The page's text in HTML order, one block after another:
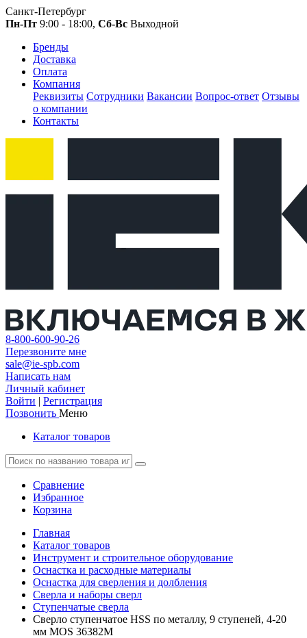
Санкт-Петербург
Пн-Пт 9:00 - 18:00, Сб-Вс Выходной
Бренды
Доставка
Оплата
Компания
Реквизиты Сотрудники Вакансии Вопрос-ответ Отзывы
о компании
Контакты
8-800-600-90-26
Перезвоните мне
sale@ie-spb.com
Написать нам
Личный кабинет
Войти | Регистрация
Позвонить Меню
Каталог товаров
Сравнение
Избранное
Корзина
Главная
Каталог товаров
Инструмент и строительное оборудование
Оснастка и расходные материалы
Оснастка для сверления и долбления
Сверла и наборы сверл
Ступенчатые сверла
Сверло ступенчатое HSS по металлу, 9 ступеней, 4-20
мм MOS 36382М